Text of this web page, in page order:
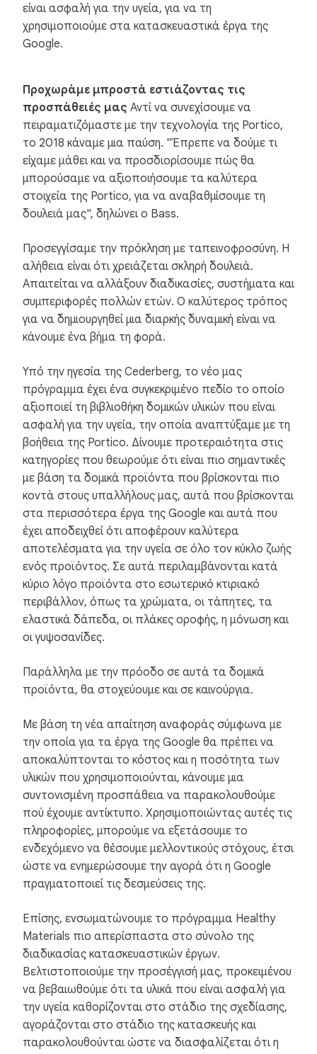
είναι ασφαλή για την υγεία, για να τη
χρησιμοποιούμε στα κατασκευαστικά έργα της
Google.
Προχωράμε μπροστά εστιάζοντας τις
προσπάθειές μας Αντί να συνεχίσουμε να
πειραματιζόμαστε με την τεχνολογία της Portico,
το 2018 κάναμε μια παύση. "Έπρεπε να δούμε τι
είχαμε μάθει και να προσδιορίσουμε πώς θα
μπορούσαμε να αξιοποιήσουμε τα καλύτερα
στοιχεία της Portico, για να αναβαθμίσουμε τη
δουλειά μας", δηλώνει ο Bass.
Προσεγγίσαμε την πρόκληση με ταπεινοφροσύνη. Η
αλήθεια είναι ότι χρειάζεται σκληρή δουλειά.
Απαιτείται να αλλάξουν διαδικασίες, συστήματα και
συμπεριφορές πολλών ετών. Ο καλύτερος τρόπος
για να δημιουργηθεί μια διαρκής δυναμική είναι να
κάνουμε ένα βήμα τη φορά.
Υπό την ηγεσία της Cederberg, το νέο μας
πρόγραμμα έχει ένα συγκεκριμένο πεδίο το οποίο
αξιοποιεί τη βιβλιοθήκη δομικών υλικών που είναι
ασφαλή για την υγεία, την οποία αναπτύξαμε με τη
βοήθεια της Portico. Δίνουμε προτεραιότητα στις
κατηγορίες που θεωρούμε ότι είναι πιο σημαντικές
με βάση τα δομικά προϊόντα που βρίσκονται πιο
κοντά στους υπαλλήλους μας, αυτά που βρίσκονται
στα περισσότερα έργα της Google και αυτά που
έχει αποδειχθεί ότι αποφέρουν καλύτερα
αποτελέσματα για την υγεία σε όλο τον κύκλο ζωής
ενός προϊόντος. Σε αυτά περιλαμβάνονται κατά
κύριο λόγο προϊόντα στο εσωτερικό κτιριακό
περιβάλλον, όπως τα χρώματα, οι τάπητες, τα
ελαστικά δάπεδα, οι πλάκες οροφής, η μόνωση και
οι γυψοσανίδες.
Παράλληλα με την πρόοδο σε αυτά τα δομικά
προϊόντα, θα στοχεύουμε και σε καινούργια.
Με βάση τη νέα απαίτηση αναφοράς σύμφωνα με
την οποία για τα έργα της Google θα πρέπει να
αποκαλύπτονται το κόστος και η ποσότητα των
υλικών που χρησιμοποιούνται, κάνουμε μια
συντονισμένη προσπάθεια να παρακολουθούμε
πού έχουμε αντίκτυπο. Χρησιμοποιώντας αυτές τις
πληροφορίες, μπορούμε να εξετάσουμε το
ενδεχόμενο να θέσουμε μελλοντικούς στόχους, έτσι
ώστε να ενημερώσουμε την αγορά ότι η Google
πραγματοποιεί τις δεσμεύσεις της.
Επίσης, ενσωματώνουμε το πρόγραμμα Healthy
Materials πιο απερίσπαστα στο σύνολο της
διαδικασίας κατασκευαστικών έργων.
Βελτιστοποιούμε την προσέγγισή μας, προκειμένου
να βεβαιωθούμε ότι τα υλικά που είναι ασφαλή για
την υγεία καθορίζονται στο στάδιο της σχεδίασης,
αγοράζονται στο στάδιο της κατασκευής και
παρακολουθούνται ώστε να διασφαλίζεται ότι η